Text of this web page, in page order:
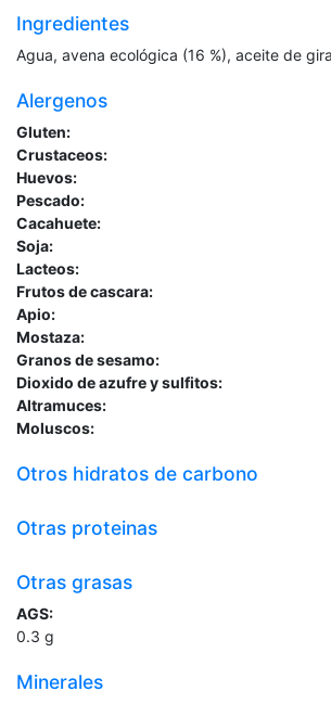
Ingredientes
Agua, avena ecológica (16 %), aceite de
Alergenos
Gluten:
Crustaceos:
Huevos:
Pescado:
Cacahuete:
Soja:
Lacteos:
Frutos de cascara:
Apio:
Mostaza:
Granos de sesamo:
Dioxido de azufre y sulfitos:
Altramuces:
Moluscos:
Otros hidratos de carbono
Otras proteinas
Otras grasas
AGS:
0.3 g
Minerales